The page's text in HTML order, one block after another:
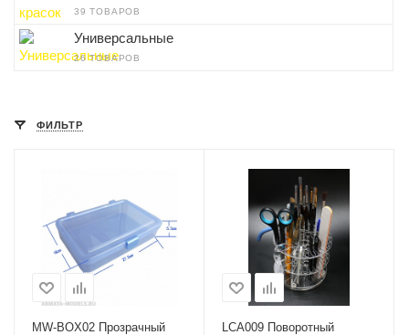
39 ТОВАРОВ
Универсальные
26 ТОВАРОВ
ФИЛЬТР
MW-BOX02 Прозрачный
LCA009 Поворотный